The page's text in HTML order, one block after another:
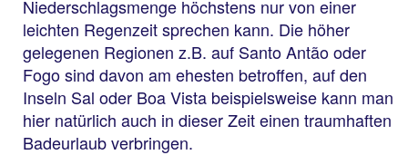
Niederschlagsmenge höchstens nur von einer
leichten Regenzeit sprechen kann. Die höher
gelegenen Regionen z.B. auf Santo Antão oder
Fogo sind davon am ehesten betroffen, auf den
Inseln Sal oder Boa Vista beispielsweise kann man
hier natürlich auch in dieser Zeit einen traumhaften
Badeurlaub verbringen.